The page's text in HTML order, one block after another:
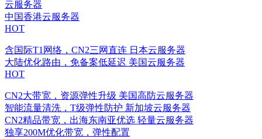
云服务器
中国香港云服务器
HOT
含国际T1网络，CN2三网直连 日本云服务器
大陆优化路由，免备案低延迟 美国云服务器
HOT
CN2大带宽，资源弹性升级 美国高防云服务器
智能流量清洗，T级弹性防护 新加坡云服务器
CN2精品带宽，出海东南亚优选 轻量云服务器
独享200M优化带宽，弹性配置